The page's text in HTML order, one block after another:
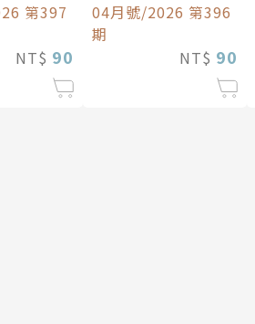
第397
NT$ 90
04月號/2026 第396
期
NT$ 90